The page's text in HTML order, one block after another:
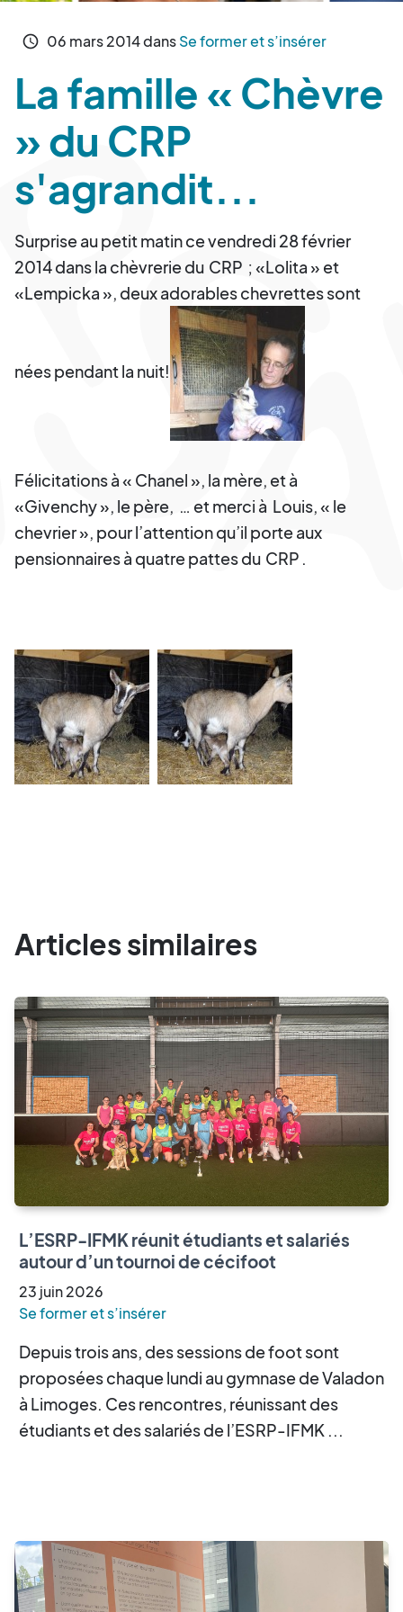
schedule 06 mars2014dansSe former et s’insérer
La famille « Chèvre
» du CRP
s'agrandit...
Surprise au petit matin ce vendredi 28 février
2014 dans la chèvrerie du CRP ; «Lolita » et
«Lempicka », deux adorables chevrettes sont
nées pendant la nuit!
Félicitations à « Chanel », la mère, et à
«Givenchy », le père, … et merci à Louis, « le
chevrier », pour l’attention qu’il porte aux
pensionnaires à quatre pattes du CRP .
Articles similaires
L’ESRP-IFMK réunit étudiants et salariés
autour d’un tournoi de cécifoot
23 juin2026
Se former et s’insérer
Depuis trois ans, des sessions de foot sont
proposées chaque lundi au gymnase de Valadon
à Limoges. Ces rencontres, réunissant des
étudiants et des salariés de l’ESRP-IFMK ...